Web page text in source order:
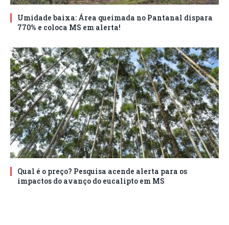
Umidade baixa: Área queimada no Pantanal dispara
770% e coloca MS em alerta!
Qual é o preço? Pesquisa acende alerta para os
impactos do avanço do eucalipto em MS